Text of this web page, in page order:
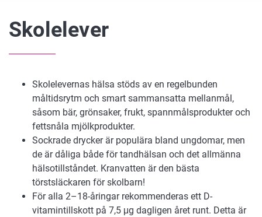
Skolelever
Skolelevernas hälsa stöds av en regelbunden
måltidsrytm och smart sammansatta mellanmål,
såsom bär, grönsaker, frukt, spannmålsprodukter och
fettsnåla mjölkprodukter.
Sockrade drycker är populära bland ungdomar, men
de är dåliga både för tandhälsan och det allmänna
hälsotillståndet. Kranvatten är den bästa
törstsläckaren för skolbarn!
För alla 2–18-åringar rekommenderas ett D-
vitamintillskott på 7,5 μg dagligen året runt. Detta är